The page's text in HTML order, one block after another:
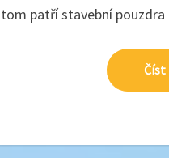
patří stavební pouzdra
Číst